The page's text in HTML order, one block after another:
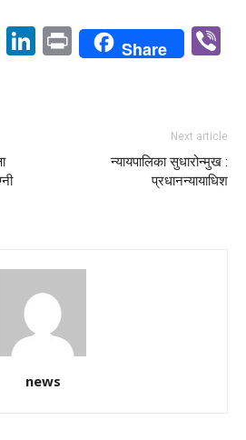
WhatsApp
LinkedIn
PrintShare
Next article
न्यायपालिका सुधारोन्मुख :
प्रधानन्यायाधिश
news